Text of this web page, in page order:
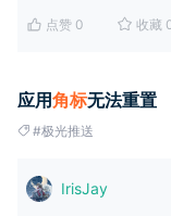
点赞 0 收藏
应用角标无法重置
#极光推送
IrisJay